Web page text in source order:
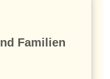
Familien